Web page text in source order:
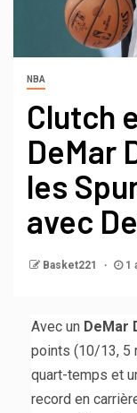
NBA
Clutch
DeMar
les
avec
Basket221 1
Avec un DeMar
points (10/13, 5
quart-temps et
record en